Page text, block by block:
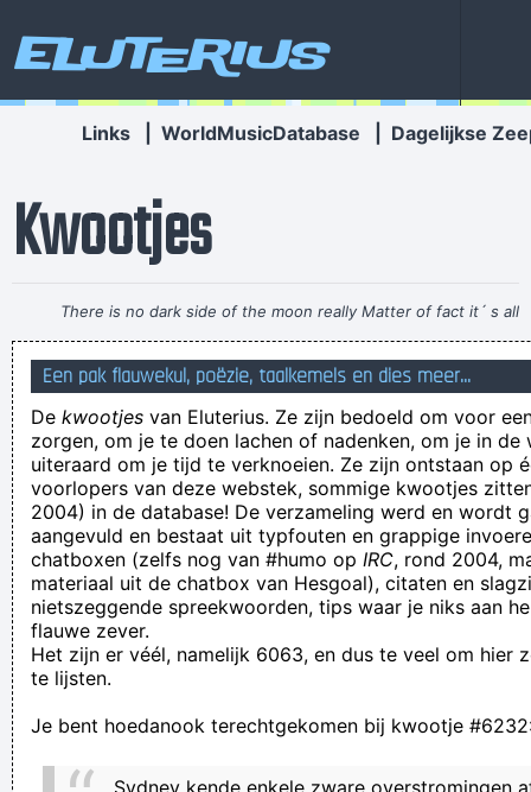
Eluterius
Links WorldMusicDatabase Dagelijkse
Kwootjes
There is no dark side of the moon really Matter of fact it´ s all
dark~ Pink Floyd
Een carburator op de keien
I have been looking about. This kind of information on this
blog is superb and appreciated and is going to help my
friends and I in our studies a lot.
Calling Ralph on the big white phone
Euhm tja... Ik weet niet goed hoe ik het moet brengen, maar
euhm... Ik snaphet geheel"Club Brugge" niet. Ik snàp het
Scheiß von die Liga, Sie sind der Scheiß von die Liga! Scheiß
Stomme club brugge!
Een pak flauwekul, poëzie, taalkemels en dies meer...
De kwootjes van Eluterius. Ze zijn bedoeld om voor
zorgen, om je te doen lachen of nadenken, om je in de
uiteraard om je tijd te verknoeien. Ze zijn ontstaan op
voorlopers van deze webstek, sommige kwootjes
2004) in de database! De verzameling werd en wordt
aangevuld en bestaat uit typfouten en grappige
chatboxen (zelfs nog van #humo op IRC, rond 2004,
materiaal uit de chatbox van Hesgoal), citaten en
nietszeggende spreekwoorden, tips waar je niks aan
flauwe zever.
Het zijn er véél, namelijk 6063, en dus te veel om hier
te lijsten.
Je bent hoedanook terechtgekomen bij kwootje
Sydney kende enkele zware overstromingen